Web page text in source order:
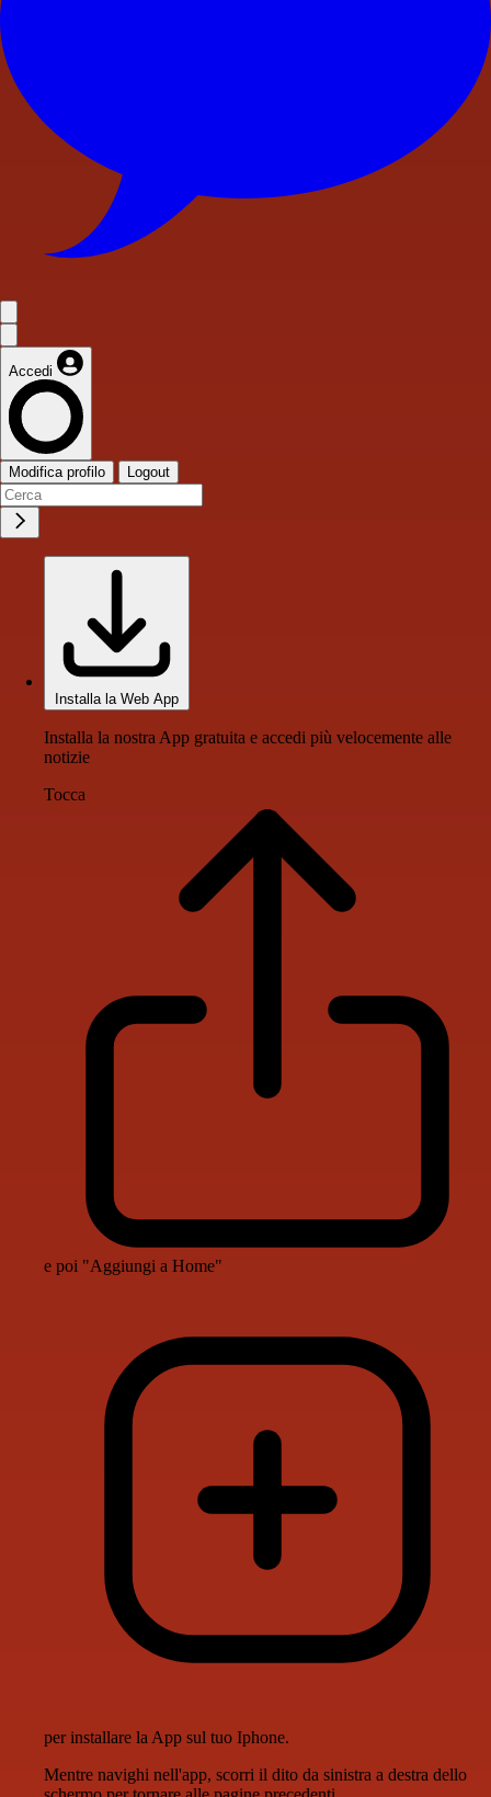
Accedi
Modifica profilo Logout
Installa la Web App
Installa la nostra App gratuita e accedi più velocemente alle
notizie
Tocca
e poi "Aggiungi a Home"
per installare la App sul tuo Iphone.
Mentre navighi nell'app, scorri il dito da sinistra a destra dello